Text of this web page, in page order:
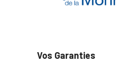
Vos Garanties